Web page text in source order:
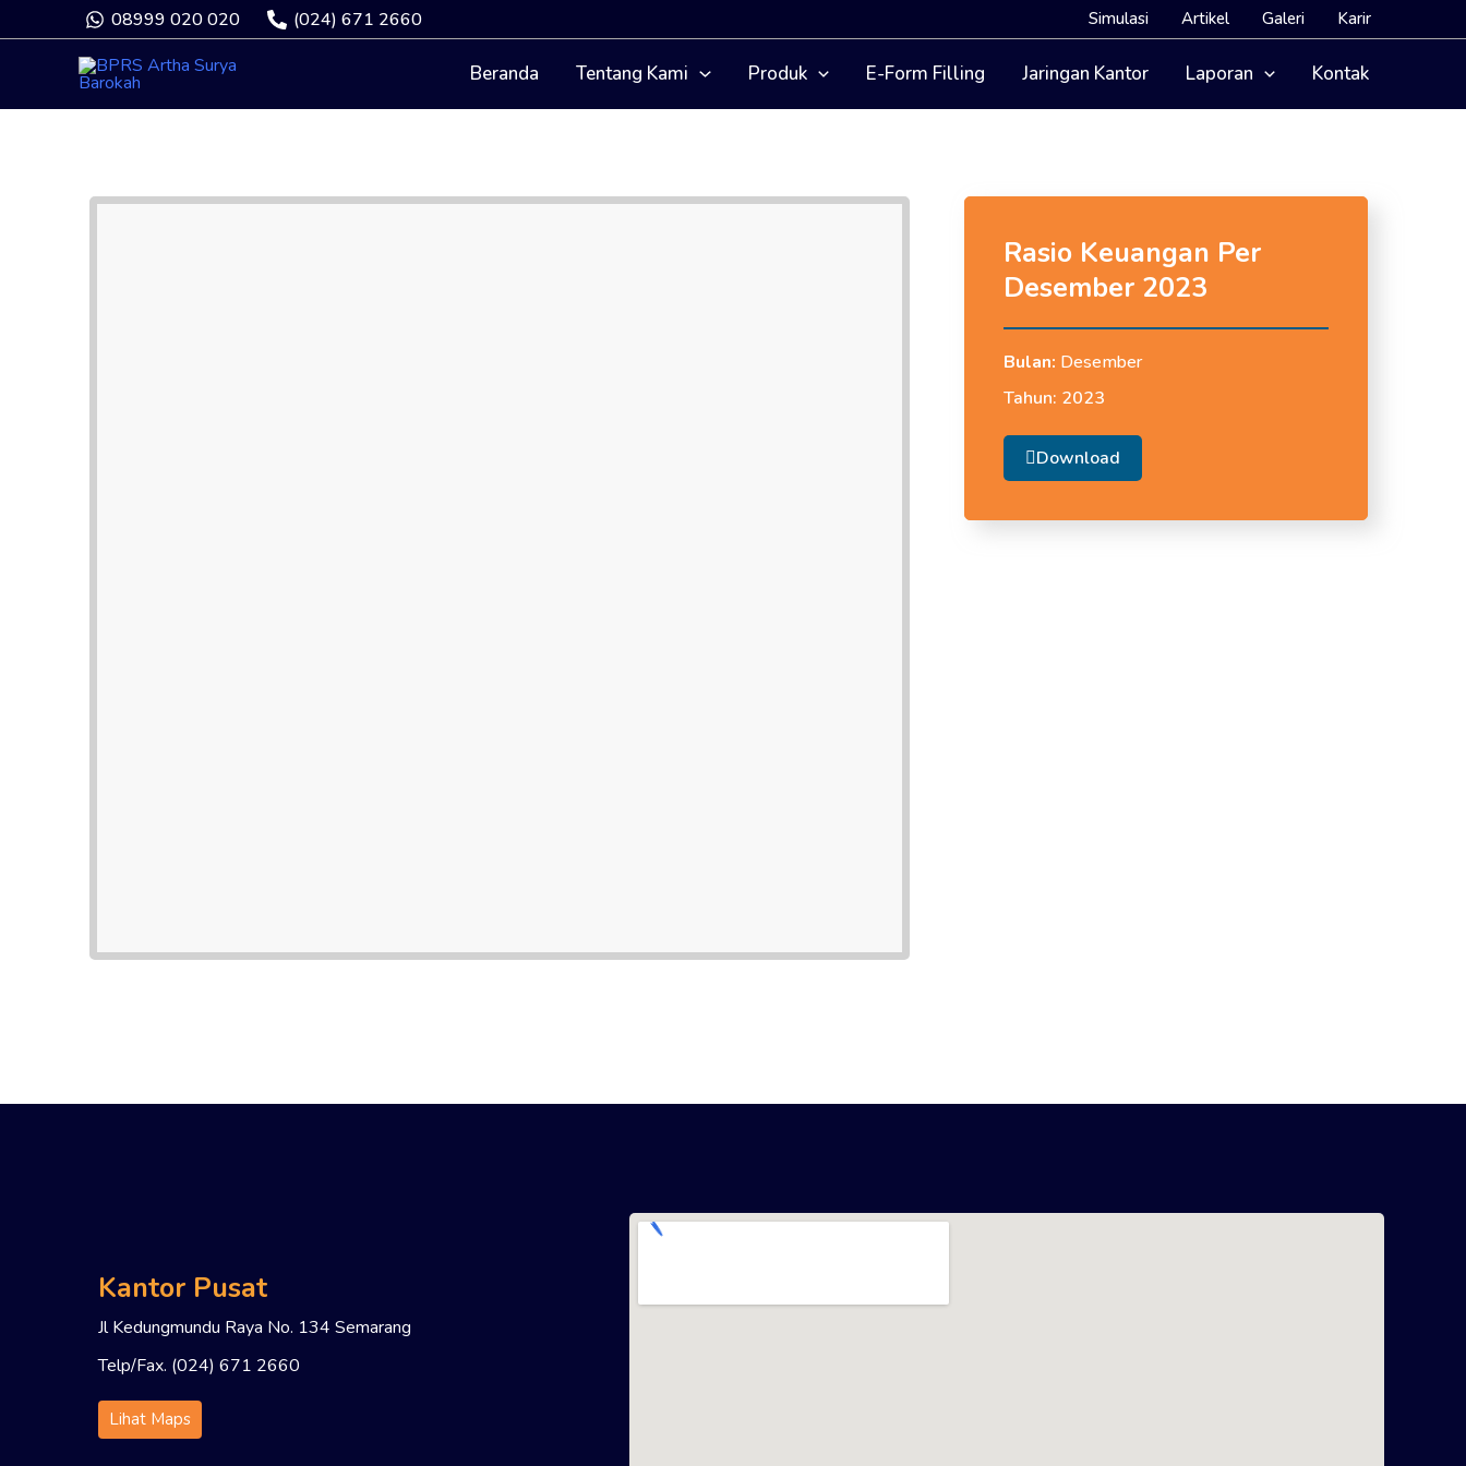
08999 020 020 (024) 671 2660 Simulasi Artikel Galeri Karir
Beranda Tentang Kami Produk E-Form Filling Jaringan Kantor Laporan Kontak
Rasio Keuangan Per
Desember 2023
Bulan: Desember
Tahun: 2023
Download
Kantor Pusat
Jl Kedungmundu Raya No. 134 Semarang
Telp/Fax. (024) 671 2660
Lihat Maps